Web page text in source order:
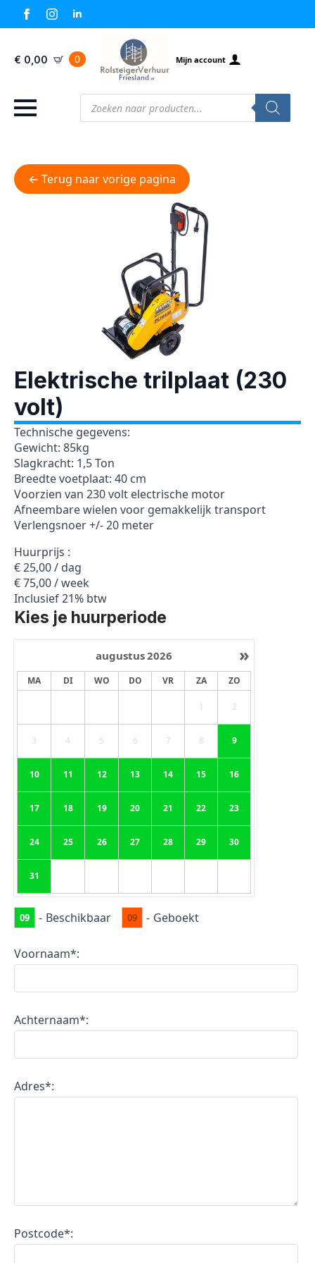
€ 0,00 0 Mijn account
Producten
zoeken
← Terug naar vorige pagina
Elektrische trilplaat (230
volt)
Technische gegevens:
Gewicht: 85kg
Slagkracht: 1,5 Ton
Breedte voetplaat: 40 cm
Voorzien van 230 volt electrische motor
Afneembare wielen voor gemakkelijk transport
Verlengsnoer +/- 20 meter
Huurprijs :
€ 25,00 / dag
€ 75,00 / week
Inclusief 21% btw
Kies je huurperiode
»
augustus2026
MA DI WO DO VR ZA ZO
1 2
3 4 5 6 7 8 9
10 11 12 13 14 15 16
17 18 19 20 21 22 23
24 25 26 27 28 29 30
31
09 - Beschikbaar 09 - Geboekt
Voornaam*:
Achternaam*:
Adres*:
Postcode*: